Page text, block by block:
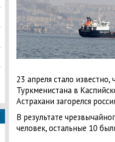
23 апреля стало
Туркменистана в
Астрахани загорелся
В результате
человек, остальные 10